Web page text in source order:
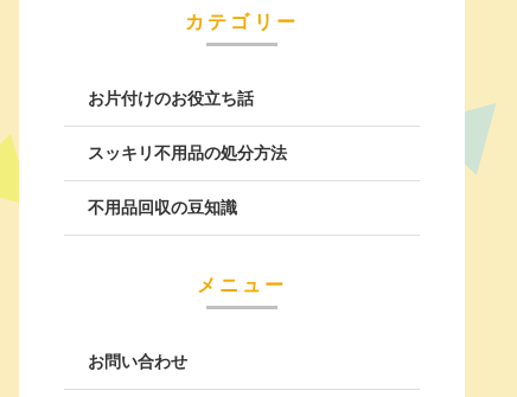
カテゴリー
お片付けのお役立ち話
スッキリ不用品の処分方法
不用品回収の豆知識
メニュー
お問い合わせ